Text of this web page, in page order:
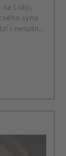
na Lidiji,
syna
i nerudný